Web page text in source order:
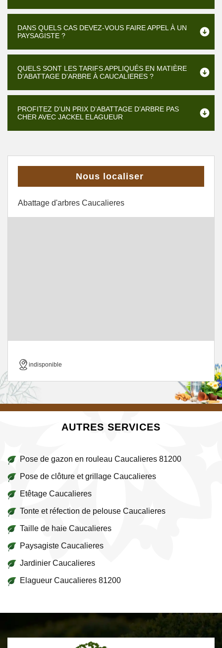
DANS QUELS CAS DEVEZ-VOUS FAIRE APPEL À UN
PAYSAGISTE ?
QUELS SONT LES TARIFS APPLIQUÉS EN MATIÈRE
D’ABATTAGE D’ARBRE À CAUCALIERES ?
PROFITEZ D’UN PRIX D’ABATTAGE D’ARBRE PAS
CHER AVEC JACKEL ELAGUEUR
Nous localiser
Abattage d'arbres Caucalieres
indisponible
AUTRES SERVICES
Pose de gazon en rouleau Caucalieres 81200
Pose de clôture et grillage Caucalieres
Etêtage Caucalieres
Tonte et réfection de pelouse Caucalieres
Taille de haie Caucalieres
Paysagiste Caucalieres
Jardinier Caucalieres
Elagueur Caucalieres 81200